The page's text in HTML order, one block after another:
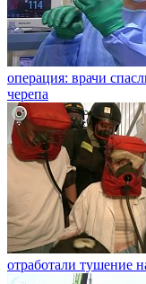
операция: врачи
черепа
отработали тушение